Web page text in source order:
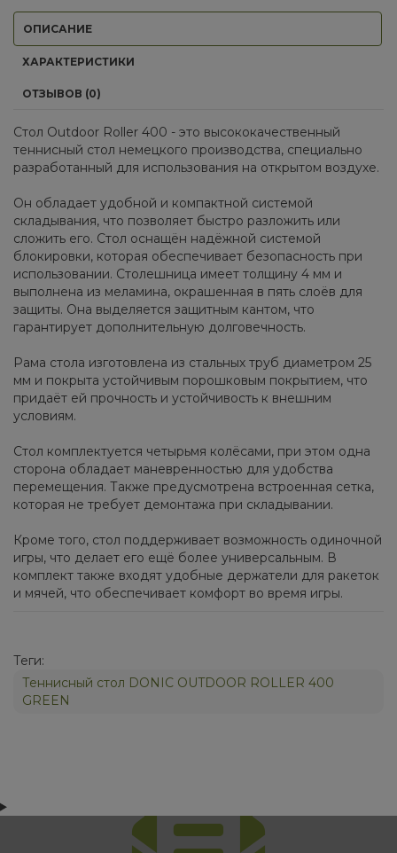
ОПИСАНИЕ
ХАРАКТЕРИСТИКИ
ОТЗЫВОВ (0)
Стол Outdoor Roller 400 - это высококачественный
теннисный стол немецкого производства, специально
разработанный для использования на открытом воздухе.
Он обладает удобной и компактной системой
складывания, что позволяет быстро разложить или
сложить его. Стол оснащён надёжной системой
блокировки, которая обеспечивает безопасность при
использовании. Столешница имеет толщину 4 мм и
выполнена из меламина, окрашенная в пять слоёв для
защиты. Она выделяется защитным кантом, что
гарантирует дополнительную долговечность.
Рама стола изготовлена из стальных труб диаметром 25
мм и покрыта устойчивым порошковым покрытием, что
придаёт ей прочность и устойчивость к внешним
условиям.
Стол комплектуется четырьмя колёсами, при этом одна
сторона обладает маневренностью для удобства
перемещения. Также предусмотрена встроенная сетка,
которая не требует демонтажа при складывании.
Кроме того, стол поддерживает возможность одиночной
игры, что делает его ещё более универсальным. В
комплект также входят удобные держатели для ракеток
и мячей, что обеспечивает комфорт во время игры.
Теги:
Теннисный стол DONIC OUTDOOR ROLLER 400
GREEN